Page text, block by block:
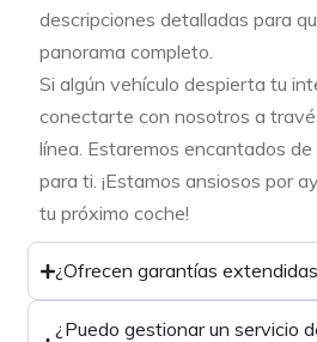
descripciones detalladas para
panorama completo.
Si algún vehículo despierta tu
conectarte con nosotros a
línea. Estaremos encantados
para ti. ¡Estamos ansiosos por
tu próximo coche!
¿Ofrecen garantías
¿Puedo gestionar un servicio